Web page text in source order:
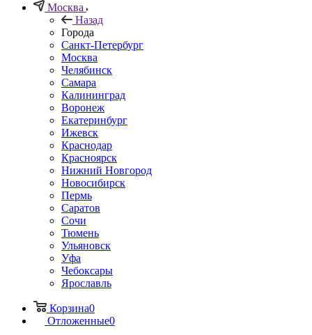
Москва
Назад
Города
Санкт-Петербург
Москва
Челябинск
Самара
Калининград
Воронеж
Екатеринбург
Ижевск
Краснодар
Красноярск
Нижний Новгород
Новосибирск
Пермь
Саратов
Сочи
Тюмень
Ульяновск
Уфа
Чебоксары
Ярославль
Корзина0
Отложенные0